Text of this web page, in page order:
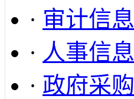
· 审计信息
· 人事信息
· 政府采购